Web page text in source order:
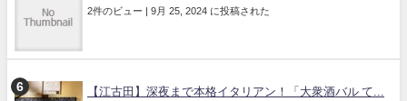
2件のビュー | 9月 25, 2024 に投稿された
【江古田】深夜まで本格イタリアン！「大衆酒バル て...